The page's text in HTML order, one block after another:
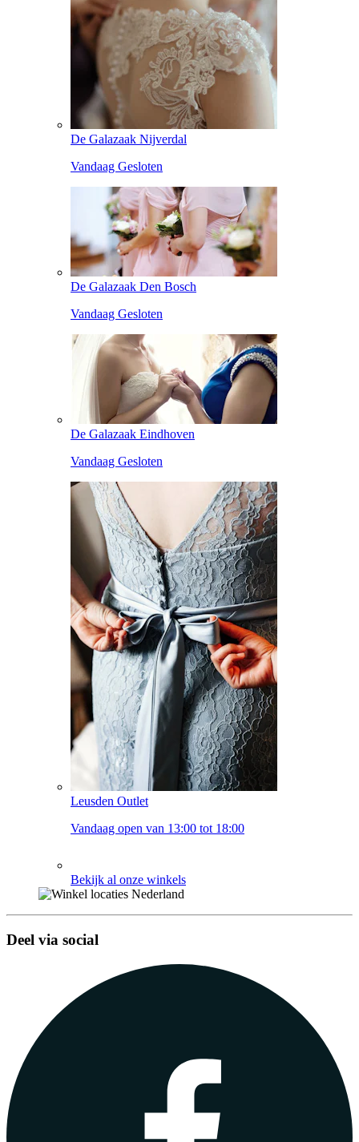
De Galazaak Nijverdal
Vandaag Gesloten
De Galazaak Den Bosch
Vandaag Gesloten
De Galazaak Eindhoven
Vandaag Gesloten
Leusden Outlet
Vandaag open van 13:00 tot 18:00
Bekijk al onze winkels
Deel via social